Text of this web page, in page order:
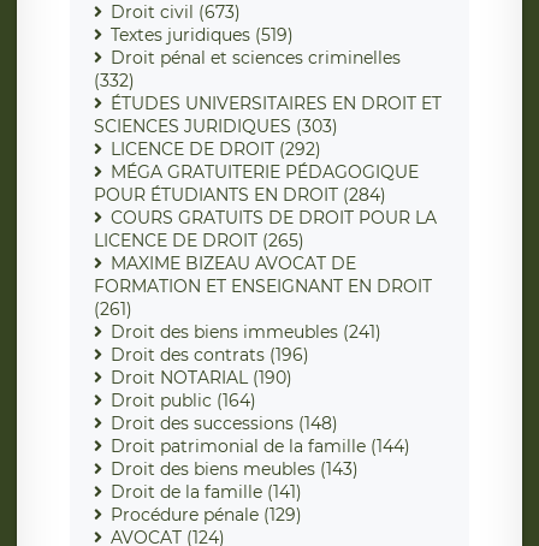
Droit civil (673)
Textes juridiques (519)
Droit pénal et sciences criminelles
(332)
ÉTUDES UNIVERSITAIRES EN DROIT ET
SCIENCES JURIDIQUES (303)
LICENCE DE DROIT (292)
MÉGA GRATUITERIE PÉDAGOGIQUE
POUR ÉTUDIANTS EN DROIT (284)
COURS GRATUITS DE DROIT POUR LA
LICENCE DE DROIT (265)
MAXIME BIZEAU AVOCAT DE
FORMATION ET ENSEIGNANT EN DROIT
(261)
Droit des biens immeubles (241)
Droit des contrats (196)
Droit NOTARIAL (190)
Droit public (164)
Droit des successions (148)
Droit patrimonial de la famille (144)
Droit des biens meubles (143)
Droit de la famille (141)
Procédure pénale (129)
AVOCAT (124)